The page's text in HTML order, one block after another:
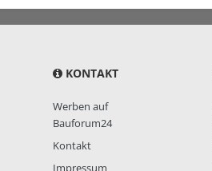
KONTAKT
Werben auf
Bauforum24
Kontakt
Impressum